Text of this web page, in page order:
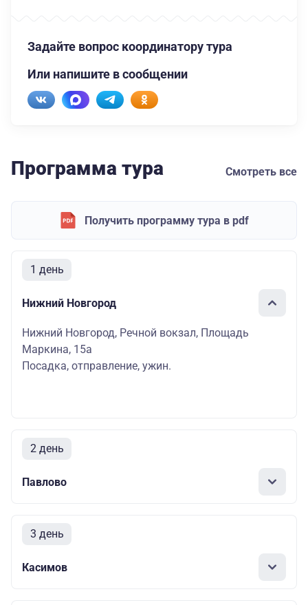
Задайте вопрос координатору тура
Или напишите в сообщении
Программа тура Смотреть все
Получить программу тура в pdf
1 день
Нижний Новгород
Нижний Новгород, Речной вокзал, Площадь
Маркина, 15а
Посадка, отправление, ужин.
2 день
Павлово
3 день
Касимов